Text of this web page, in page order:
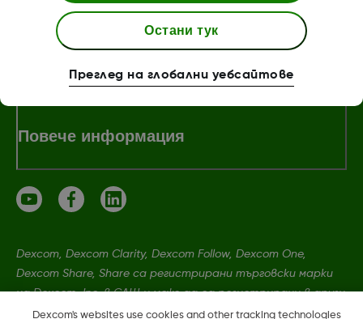
Повече информация
Dexcom, Dexcom Clarity, Dexcom Follow, Dexcom One,
Dexcom Share, Share са регистрирани търговски марки
на Dexcom, Inc. в САЩ и може да са регистрирани в други
държави.
Dexcom's websites use cookies and other tracking technologies
Остани тук
Преглед на глобални уебсайтове